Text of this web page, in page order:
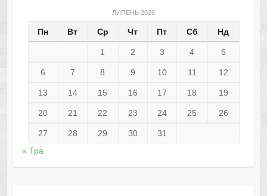
ЛИПЕНЬ 2026
Пн Вт Ср Чт Пт Сб Нд
1 2 3 4 5
6 7 8 9 10 11 12
13 14 15 16 17 18 19
20 21 22 23 24 25 26
27 28 29 30
31
« Тра